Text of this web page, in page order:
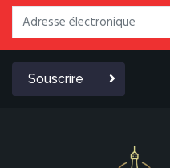
Souscrire